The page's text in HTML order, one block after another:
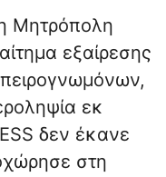
Μητρόπολη
εξαίρεσης
εκ
δεν έκανε
στη